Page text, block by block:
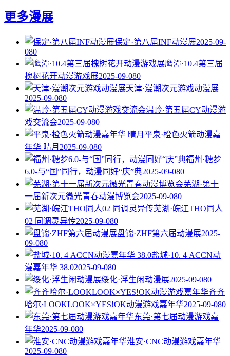
更多漫展
保定·第八届INF动漫展2025-09-
080
鹰潭·10.4第三届
槐树花开动漫游戏展2025-09-080
天津·漫潮次元游戏动漫展
2025-09-080
温岭·第五届CY动漫游
戏交流会2025-09-080
平泉·橙色火箭动漫嘉
年华 晴月 2025-09-080
福州·糖梦
6.0-与“国”同行，动漫同好“庆”典2025-09-080
芜湖·第十
一届新次元微光青春动漫博览会2025-09-080
芜湖·皖江THO同人
02 同调灵异传2025-09-080
盘锦·ZHF第六届动漫展2025-
09-080
盐城·10. 4 ACCN动
漫嘉年华 38.02025-09-080
绥化·浮生闲动漫展2025-09-080
齐齐
哈尔·LOOKLOOK×YES!OK动漫游戏嘉年华2025-09-080
东莞·第七届动漫游戏嘉
年华2025-09-080
淮安·CNC动漫游戏嘉年华
2025-09-080